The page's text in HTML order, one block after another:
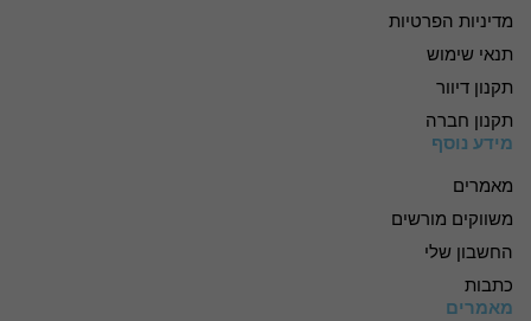
מדיניות הפרטיות
תנאי שימוש
תקנון דיוור
תקנון חברה
מידע נוסף
מאמרים
משווקים מורשים
החשבון שלי
כתבות
מאמרים